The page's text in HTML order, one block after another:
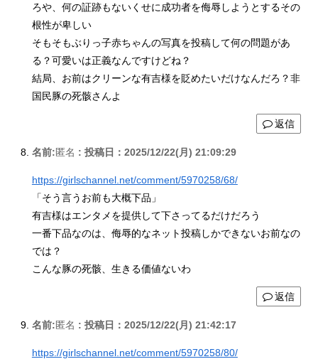
ろや、何の証跡もないくせに成功者を侮辱しようとするその
根性が卑しい
そもそもぶりっ子赤ちゃんの写真を投稿して何の問題があ
る？可愛いは正義なんですけどね？
結局、お前はクリーンな有吉様を貶めたいだけなんだろ？非
国民豚の死骸さんよ
返信
名前:匿名 : 投稿日：2025/12/22(月) 21:09:29
https://girlschannel.net/comment/5970258/68/
「そう言うお前も大概下品」
有吉様はエンタメを提供して下さってるだけだろう
一番下品なのは、侮辱的なネット投稿しかできないお前なの
では？
こんな豚の死骸、生きる価値ないわ
返信
名前:匿名 : 投稿日：2025/12/22(月) 21:42:17
https://girlschannel.net/comment/5970258/80/